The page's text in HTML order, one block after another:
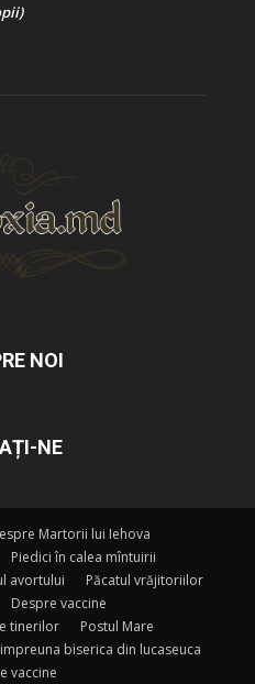
NOI
NE
Martorii lui Iehova
Piedici în calea mîntuirii
avortului
Păcatul vrăjitoriilor
Despre vaccine
tinerilor
Postul Mare
biserica din lucaseuca
vaccine